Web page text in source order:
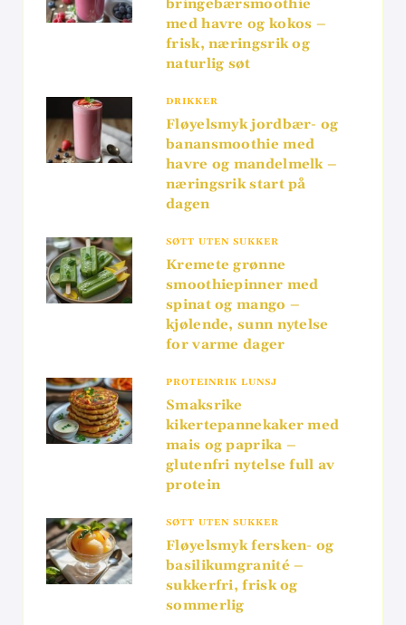
bringebærsmoothie
med havre og kokos –
frisk, næringsrik og
naturlig søt
DRIKKER
Fløyelsmyk jordbær- og
banansmoothie med
havre og mandelmelk –
næringsrik start på
dagen
SØTT UTEN SUKKER
Kremete grønne
smoothiepinner med
spinat og mango –
kjølende, sunn nytelse
for varme dager
PROTEINRIK LUNSJ
Smaksrike
kikertepannekaker med
mais og paprika –
glutenfri nytelse full av
protein
SØTT UTEN SUKKER
Fløyelsmyk fersken- og
basilikumgranité –
sukkerfri, frisk og
sommerlig